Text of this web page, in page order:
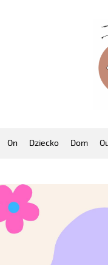
On Dziecko Dom